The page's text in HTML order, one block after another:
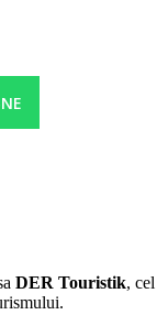
climatica in functie de
pretul turului si
hotelului.
enumerate pot fi
igiena sau
DER Touristik, cel